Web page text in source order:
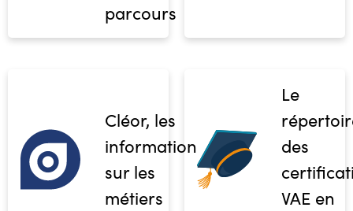
parcours
Cléor, les
informations
sur les
métiers
Le
des
VAE en